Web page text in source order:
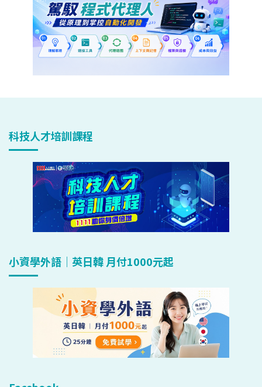
科技人才培訓課程
小資學外語｜英日韓 月付1000元起